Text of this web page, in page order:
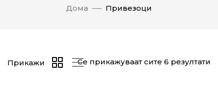
Дома Привезоци
Се прикажуваат сите 6 резултати
Прикажи